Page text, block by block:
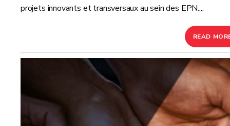
projets innovants et transversaux au sein des EPN....
READ